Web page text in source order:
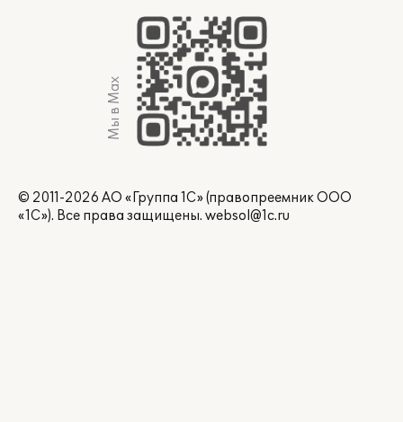
Мы в Max
© 2011-2026 АО «Группа 1С» (правопреемник ООО
«1С»). Все права защищены. websol@1c.ru